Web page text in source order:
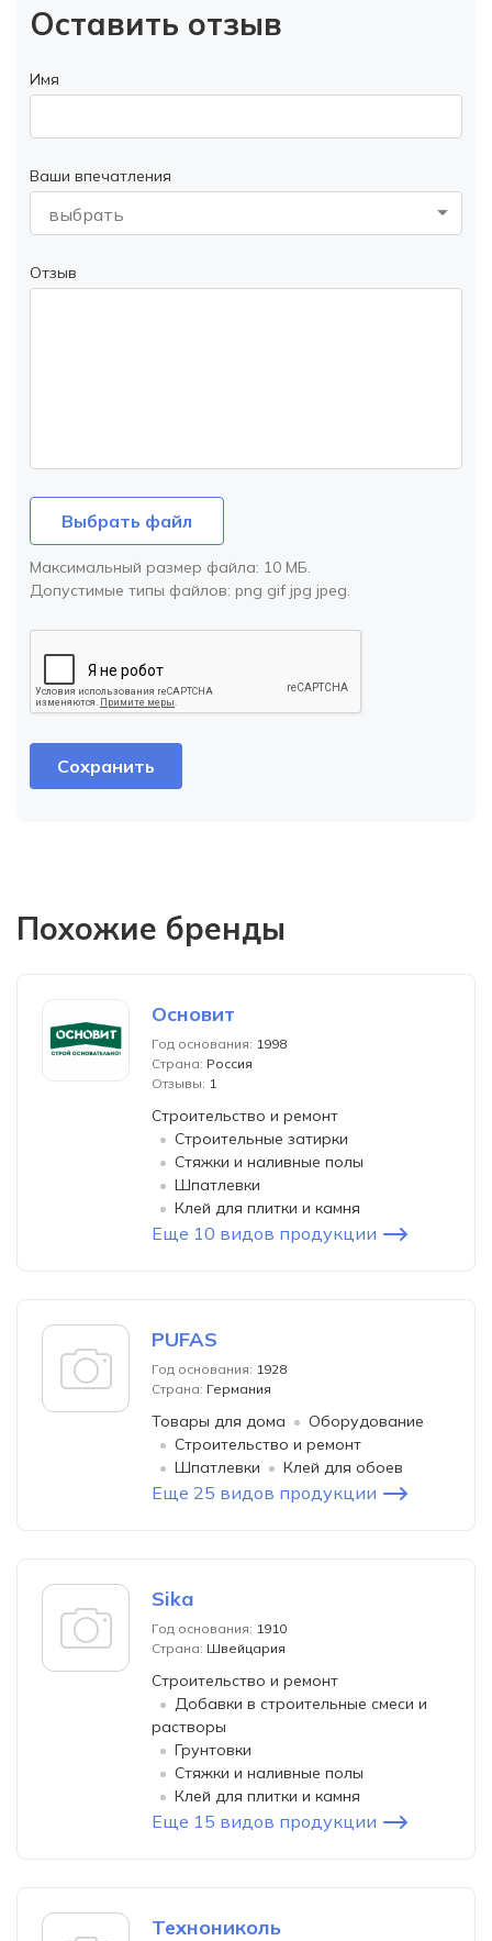
Оставить отзыв
Имя
Ваши впечатления
выбрать
Отзыв
Выбрать файл
Максимальный размер файла: 10 МБ.
Допустимые типы файлов: png gif jpg jpeg.
Похожие бренды
Основит
Год основания: 1998
Страна: Россия
Отзывы: 1
Строительство и ремонт
Строительные затирки
Стяжки и наливные полы
Шпатлевки
Клей для плитки и камня
Еще 10 видов продукции
PUFAS
Год основания: 1928
Страна: Германия
Товары для дома
Оборудование
Строительство и ремонт
Шпатлевки
Клей для обоев
Еще 25 видов продукции
Sika
Год основания: 1910
Страна: Швейцария
Строительство и ремонт
Добавки в строительные смеси и
растворы
Грунтовки
Стяжки и наливные полы
Клей для плитки и камня
Еще 15 видов продукции
Технониколь